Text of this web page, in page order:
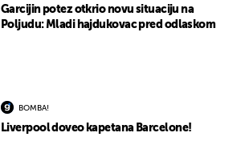
Garcijin potez otkrio novu situaciju na
Poljudu: Mladi hajdukovac pred odlaskom
BOMBA!
Liverpool doveo kapetana Barcelone!